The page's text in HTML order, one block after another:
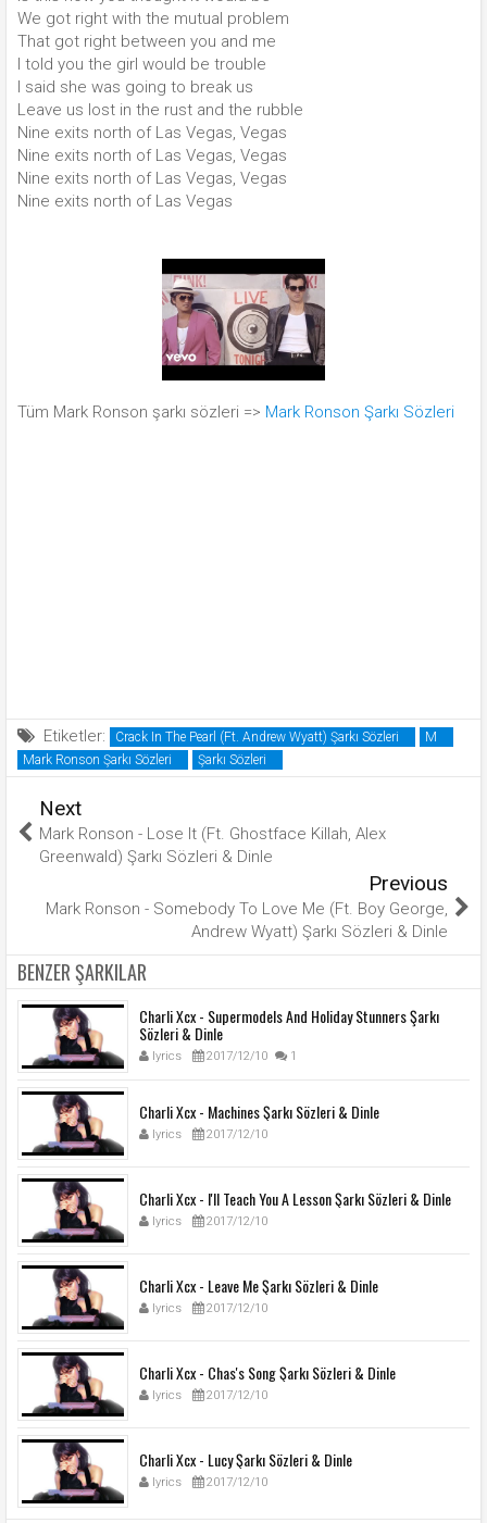
We got right with the mutual problem
That got right between you and me
I told you the girl would be trouble
I said she was going to break us
Leave us lost in the rust and the rubble
Nine exits north of Las Vegas, Vegas
Nine exits north of Las Vegas, Vegas
Nine exits north of Las Vegas, Vegas
Nine exits north of Las Vegas
Tüm Mark Ronson şarkı sözleri => Mark Ronson Şarkı Sözleri
Etiketler: Crack In The Pearl (Ft. Andrew Wyatt) Şarkı Sözleri
M
Mark Ronson Şarkı Sözleri
Şarkı Sözleri
Next
Mark Ronson - Lose It (Ft. Ghostface Killah, Alex
Greenwald) Şarkı Sözleri & Dinle
Previous
Mark Ronson - Somebody To Love Me (Ft. Boy George,
Andrew Wyatt) Şarkı Sözleri & Dinle
BENZER ŞARKILAR
Charli Xcx - Supermodels And Holiday Stunners Şarkı
Sözleri & Dinle
lyrics 2017/12/10 1
Charli Xcx - Machines Şarkı Sözleri & Dinle
lyrics 2017/12/10
Charli Xcx - I'll Teach You A Lesson Şarkı Sözleri & Dinle
lyrics 2017/12/10
Charli Xcx - Leave Me Şarkı Sözleri & Dinle
lyrics 2017/12/10
Charli Xcx - Chas's Song Şarkı Sözleri & Dinle
lyrics 2017/12/10
Charli Xcx - Lucy Şarkı Sözleri & Dinle
lyrics 2017/12/10